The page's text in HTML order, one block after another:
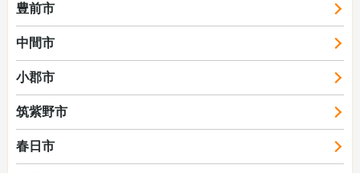
豊前市
中間市
小郡市
筑紫野市
春日市